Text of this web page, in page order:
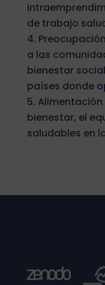
de trabajo
a las
bienestar
países donde
bienestar, el
saludables en